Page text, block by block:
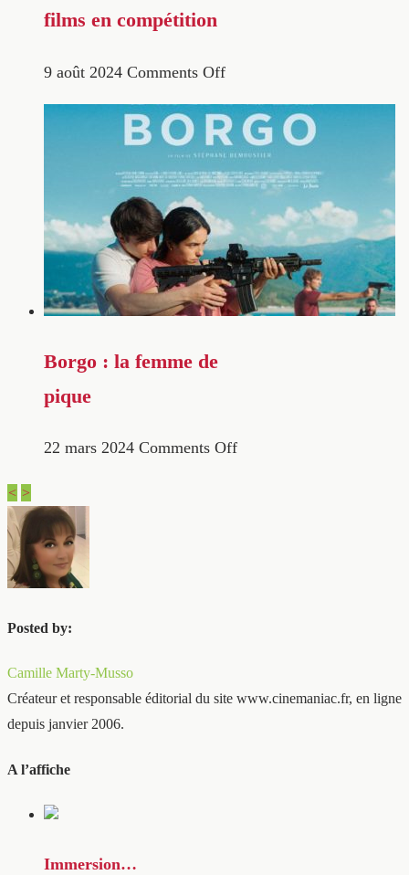
films en compétition
9 août 2024 Comments Off
Borgo : la femme de
pique
22 mars 2024 Comments Off
< >
Posted by:
Camille Marty-Musso
Créateur et responsable éditorial du site www.cinemaniac.fr, en ligne
depuis janvier 2006.
A l’affiche
Immersion…